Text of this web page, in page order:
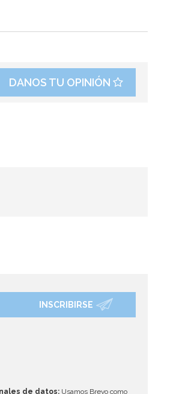
DANOS TU OPINIÓN
INSCRIBIRSE
de datos: Usamos Brevo como